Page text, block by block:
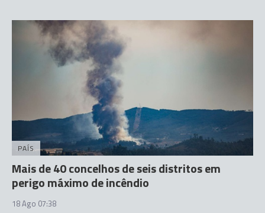
PAÍS
Mais de 40 concelhos de seis distritos em
perigo máximo de incêndio
18 Ago 07:38